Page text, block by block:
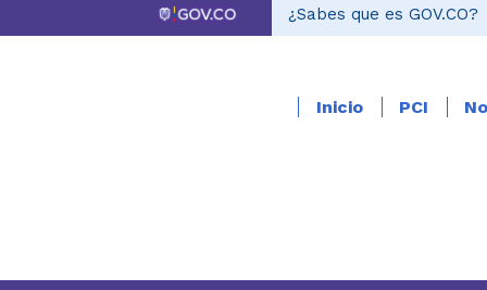
¿Sabes que es GOV.CO?
Inicio PCI